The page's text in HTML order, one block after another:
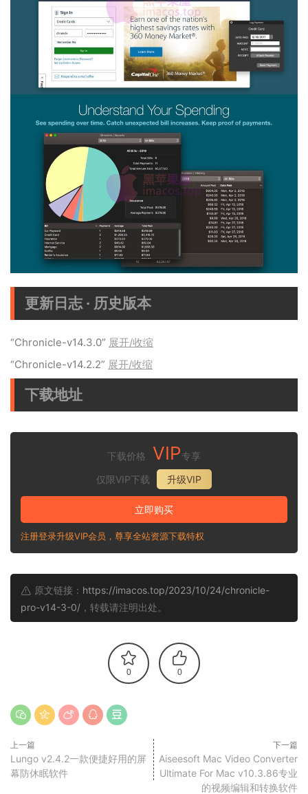
更新日志 · 历史版本
“Chronicle-v14.3.0” 展开/收缩
“Chronicle-v14.2.2” 展开/收缩
下载地址
下载价格 VIP专享
仅限VIP下载
升级VIP
立即购买
注册登录升级VIP会员，尊享全站资源下载特权
原文链接： https://imacos.top/2023/10/24/chronicle-
pro-v14-3-0/ ，转载请注明出处。
0 0
上一篇
Lungo v2.4.2一款便捷好用的屏
幕防休眠软件
下一篇
Aiseesoft Mac Video Converter
Ultimate For Mac v10.3.86专业
的视频编辑和转换软件